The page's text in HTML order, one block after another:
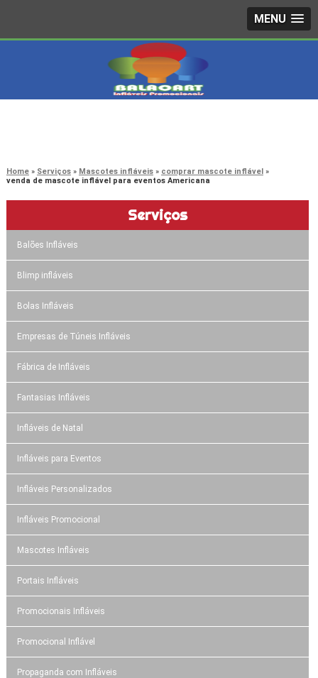
MENU
Home Serviços Mascotes infláveis
comprar mascote inflável
venda de mascote inflável para eventos Americana
Serviços
Balões Infláveis
Blimp infláveis
Bolas Infláveis
Empresas de Túneis Infláveis
Fábrica de Infláveis
Fantasias Infláveis
Infláveis de Natal
Infláveis para Eventos
Infláveis Personalizados
Infláveis Promocional
Mascotes Infláveis
Portais Infláveis
Promocionais Infláveis
Promocional Inflável
Propaganda com Infláveis